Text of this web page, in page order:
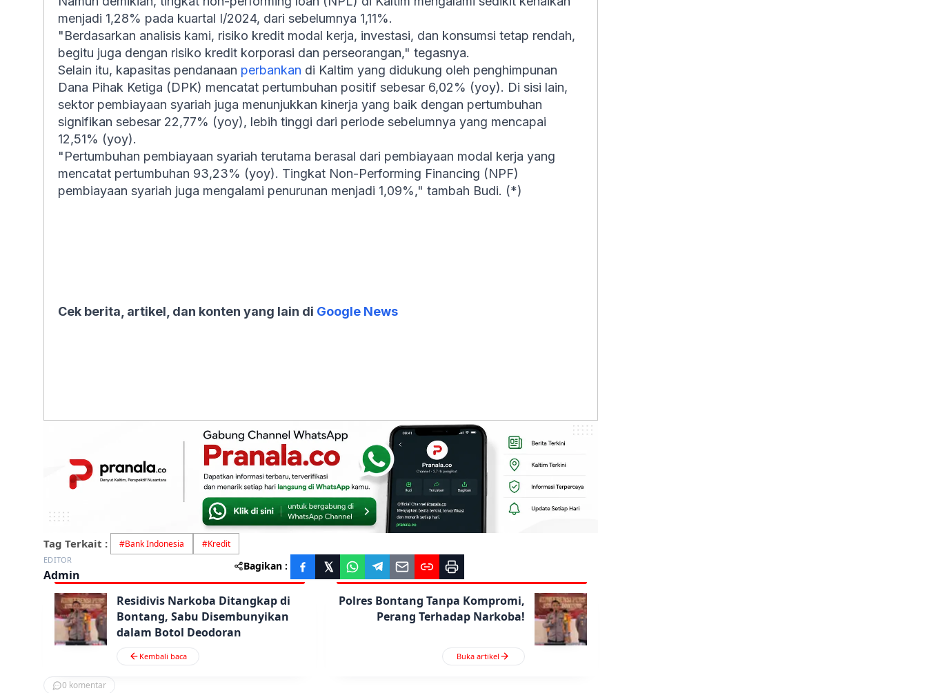
menjadi 1,28% pada kuartal I/2024, dari sebelumnya 1,11%.
"Berdasarkan analisis kami, risiko kredit modal kerja, investasi, dan konsumsi tetap rendah,
begitu juga dengan risiko kredit korporasi dan perseorangan," tegasnya.
Selain itu, kapasitas pendanaan perbankan di Kaltim yang didukung oleh penghimpunan
Dana Pihak Ketiga (DPK) mencatat pertumbuhan positif sebesar 6,02% (yoy). Di sisi lain,
sektor pembiayaan syariah juga menunjukkan kinerja yang baik dengan pertumbuhan
signifikan sebesar 22,77% (yoy), lebih tinggi dari periode sebelumnya yang mencapai
12,51% (yoy).
"Pertumbuhan pembiayaan syariah terutama berasal dari pembiayaan modal kerja yang
mencatat pertumbuhan 93,23% (yoy). Tingkat Non-Performing Financing (NPF)
pembiayaan syariah juga mengalami penurunan menjadi 1,09%," tambah Budi. (*)
Cek berita, artikel, dan konten yang lain di Google News
Tag Terkait : #Bank Indonesia #Kredit
EDITOR
Admin
Bagikan :
Residivis Narkoba Ditangkap di
Bontang, Sabu Disembunyikan
dalam Botol Deodoran
Kembali baca
Polres Bontang Tanpa Kompromi,
Perang Terhadap Narkoba!
Buka artikel
0 komentar